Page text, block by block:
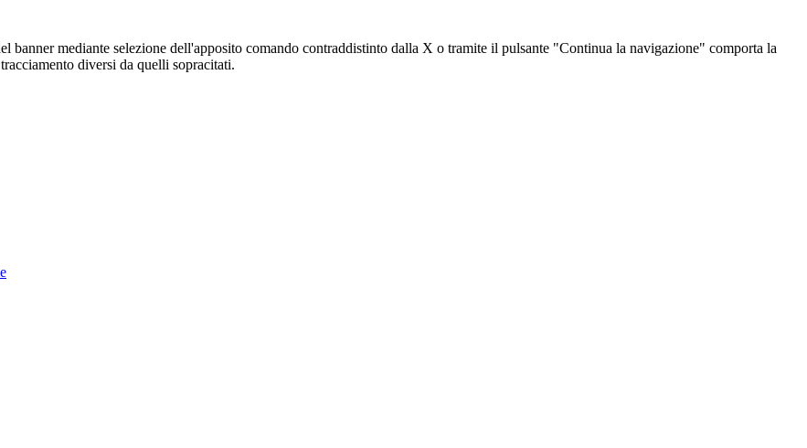
banner mediante selezione dell'apposito comando contraddistinto dalla X o tramite il pulsante "Continua la navigazione" comporta la
diversi da quelli sopracitati.